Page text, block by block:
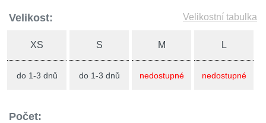
Velikost: Velikostní tabulka
XS
do 1-3 dnů
S
do 1-3 dnů
M
nedostupné
L
nedostupné
Počet: